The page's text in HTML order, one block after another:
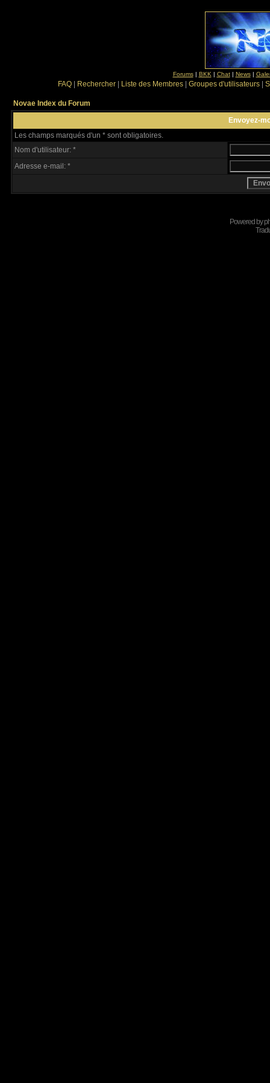
Forums| BKK | Chat| News|
FAQ Rechercher Liste des Membres Groupes d'utilisateurs
Novae Index du Forum
Envoyez-
Les champs marqués d'un * sont obligatoires.
Nom d'utilisateur: *
Adresse e-mail: *
Powered by